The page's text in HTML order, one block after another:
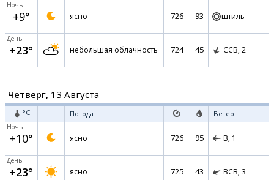
Ночь
+9° ясно 726 93 штиль
День
+23° небольшая облачность 724 45 ССВ, 2
Четверг, 13 Августа
°C Погода Ветер
Ночь
+10° ясно 726 95 В, 1
День
+23° ясно 725 43 ВСВ, 3